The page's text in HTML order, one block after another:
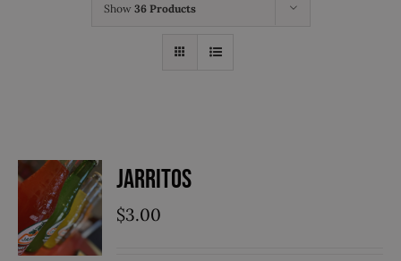
Show 36 Products
Jarritos
$3.00